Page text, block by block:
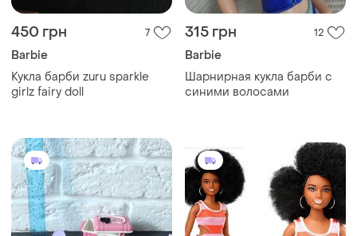
450 грн 7
Barbie
Кукла барби zuru sparkle
girlz fairy doll
315 грн 12
Barbie
Шарнирная кукла барби с
синими волосами